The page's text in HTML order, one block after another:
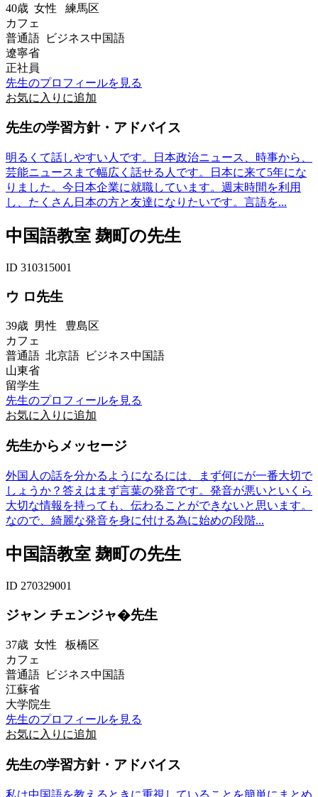
40歳 女性 練馬区
カフェ
普通語 ビジネス中国語
遼寧省
正社員
先生のプロフィールを見る
お気に入りに追加
先生の学習方針・アドバイス
明るくて話しやすい人です。日本政治ニュース、時事から、
芸能ニュースまで幅広く話せる人です。日本に来て5年にな
りました。今日本企業に就職しています。週末時間を利用
し、たくさん日本の方と友達になりたいです。言語を...
中国語教室 麹町の先生
ID 310315001
ウ ロ先生
39歳 男性 豊島区
カフェ
普通語 北京語 ビジネス中国語
山東省
留学生
先生のプロフィールを見る
お気に入りに追加
先生からメッセージ
外国人の話を分かるようになるには、まず何にが一番大切で
しょうか？答えはまず言葉の発音です。発音が悪いといくら
大切な情報を持っても、伝わることができないと思います。
なので、綺麗な発音を身に付ける為に始めの段階...
中国語教室 麹町の先生
ID 270329001
ジャン チェンジャ�先生
37歳 女性 板橋区
カフェ
普通語 ビジネス中国語
江蘇省
大学院生
先生のプロフィールを見る
お気に入りに追加
先生の学習方針・アドバイス
私は中国語を教えるときに重視していることを簡単にまとめ